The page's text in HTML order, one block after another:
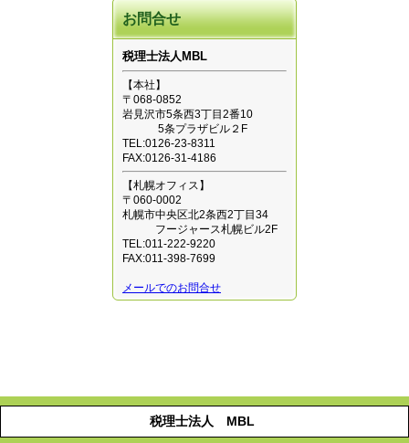
お問合せ
税理士法人MBL
【本社】
〒068-0852
岩見沢市5条西3丁目2番10
5条プラザビル２F
TEL:0126-23-8311
FAX:0126-31-4186
【札幌オフィス】
〒060-0002
札幌市中央区北2条西2丁目34
フージャース札幌ビル2F
TEL:011-222-9220
FAX:011-398-7699
メールでのお問合せ
税理士法人 MBL